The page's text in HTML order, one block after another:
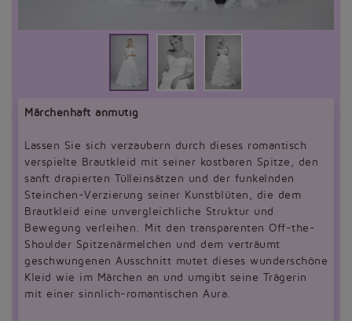
Märchenhaft anmutig
Lassen Sie sich verzaubern durch dieses romantisch
verspielte Brautkleid mit seiner kostbaren Spitze, den
sanft drapierten Tülleinsätzen und der funkelnden
Steinchen-Verzierung seiner Kunstblüten, die dem
Brautkleid eine unvergleichliche Struktur und
Bewegung verleihen. Mit den transparenten Off-the-
Shoulder Spitzenärmelchen und dem verträumt
geschwungenen Ausschnitt mutet dieses wunderschöne
Kleid wie im Märchen an und umgibt seine Trägerin
mit einer sinnlich-romantischen Aura.